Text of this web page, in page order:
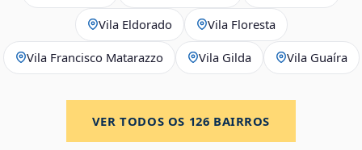
Vila Eldorado Vila Floresta
Vila Francisco Matarazzo Vila Gilda Vila Guaíra
VER TODOS OS 126 BAIRROS